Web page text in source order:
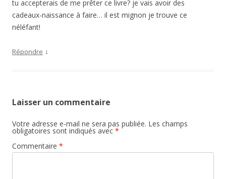
tu accepterais de me prêter ce livre? je vais avoir des
cadeaux-naissance à faire… il est mignon je trouve ce
néléfant!
Répondre ↓
Laisser un commentaire
Votre adresse e-mail ne sera pas publiée. Les champs
obligatoires sont indiqués avec *
Commentaire *